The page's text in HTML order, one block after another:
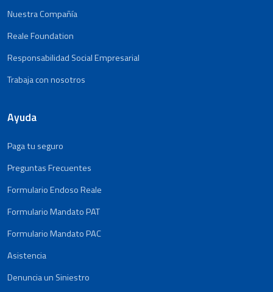
Nuestra Compañía
Reale Foundation
Responsabilidad Social Empresarial
Trabaja con nosotros
Ayuda
Paga tu seguro
Preguntas Frecuentes
Formulario Endoso Reale
Formulario Mandato PAT
Formulario Mandato PAC
Asistencia
Denuncia un Siniestro